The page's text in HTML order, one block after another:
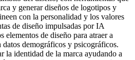
y generar diseños de logotipos y
con la personalidad y los valores
de diseño impulsadas por IA
elementos de diseño para atraer a
datos demográficos y psicográficos.
la identidad de la marca ayudando a